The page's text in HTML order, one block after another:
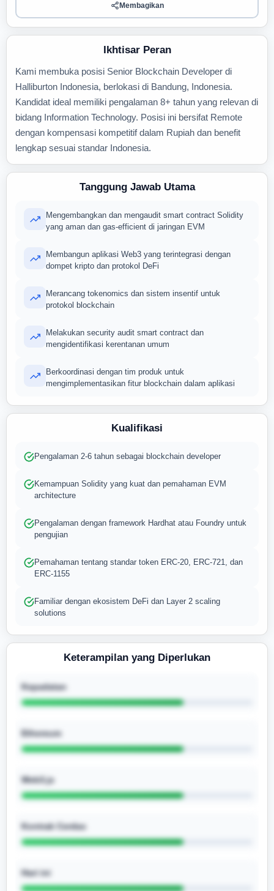
Membagikan
Ikhtisar Peran
Kami membuka posisi Senior Blockchain Developer di
Halliburton Indonesia, berlokasi di Bandung, Indonesia.
Kandidat ideal memiliki pengalaman 8+ tahun yang relevan di
bidang Information Technology. Posisi ini bersifat Remote
dengan kompensasi kompetitif dalam Rupiah dan benefit
lengkap sesuai standar Indonesia.
Tanggung Jawab Utama
Mengembangkan dan mengaudit smart contract Solidity
yang aman dan gas-efficient di jaringan EVM
Membangun aplikasi Web3 yang terintegrasi dengan
dompet kripto dan protokol DeFi
Merancang tokenomics dan sistem insentif untuk
protokol blockchain
Melakukan security audit smart contract dan
mengidentifikasi kerentanan umum
Berkoordinasi dengan tim produk untuk
mengimplementasikan fitur blockchain dalam aplikasi
Kualifikasi
Pengalaman 2-6 tahun sebagai blockchain developer
Kemampuan Solidity yang kuat dan pemahaman EVM
architecture
Pengalaman dengan framework Hardhat atau Foundry untuk
pengujian
Pemahaman tentang standar token ERC-20, ERC-721, dan
ERC-1155
Familiar dengan ekosistem DeFi dan Layer 2 scaling
solutions
Keterampilan yang Diperlukan
Kepadatan
Ethereum
Web3.js
Kontrak Cerdas
Hari ini